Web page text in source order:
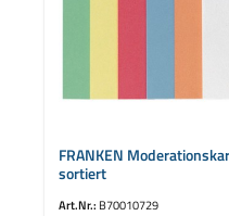
FRANKEN
sortiert
Art.Nr.: B70010729